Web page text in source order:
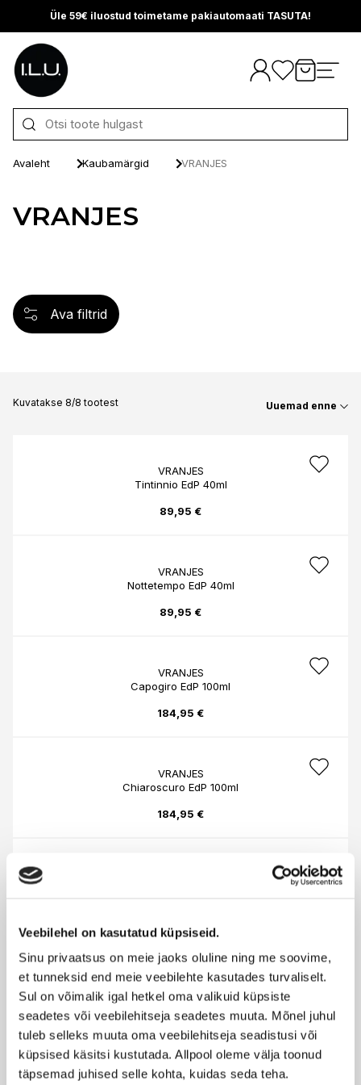
Veebilehel on kasutatud küpsiseid.
Sinu privaatsus on meie jaoks oluline ning me soovime,
et tunneksid end meie veebilehte kasutades turvaliselt.
Sul on võimalik igal hetkel oma valikuid küpsiste
seadetes või veebilehitseja seadetes muuta. Mõnel juhul
tuleb selleks muuta oma veebilehitseja seadistusi või
küpsised käsitsi kustutada. Allpool oleme välja toonud
täpsemad juhised selle kohta, kuidas seda teha.
Üle 59€ iluostud toimetame pakiautomaati TASUTA!
Otse sisu juurde
Avaleht Kaubamärgid VRANJES
VRANJES
Ava filtrid
Kuvatakse 8/8 tootest Uuemad enne
VRANJES
Tintinnio EdP 40ml
89,95 €
VRANJES
Nottetempo EdP 40ml
89,95 €
VRANJES
Capogiro EdP 100ml
184,95 €
VRANJES
Chiaroscuro EdP 100ml
184,95 €
VRANJES
Meriggiare vranjes edp 100ml 100ml
184,95 €
VRANJES